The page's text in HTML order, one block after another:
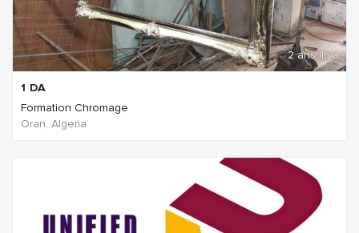
2 ans Il ya
1 DA
Formation Chromage
Oran, Algeria